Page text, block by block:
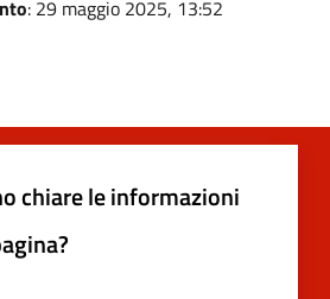
: 29 maggio 2025, 13:52
chiare le informazioni